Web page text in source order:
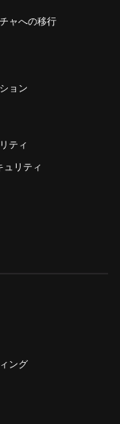
ャへの移行
ョン
ティ
ュリティ
ング